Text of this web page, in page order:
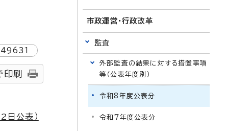
印刷
日公表）
市政運営・行政改革
監査
外部監査の結果に対する措置事項
等（公表年度別）
令和8年度公表分
令和7年度公表分